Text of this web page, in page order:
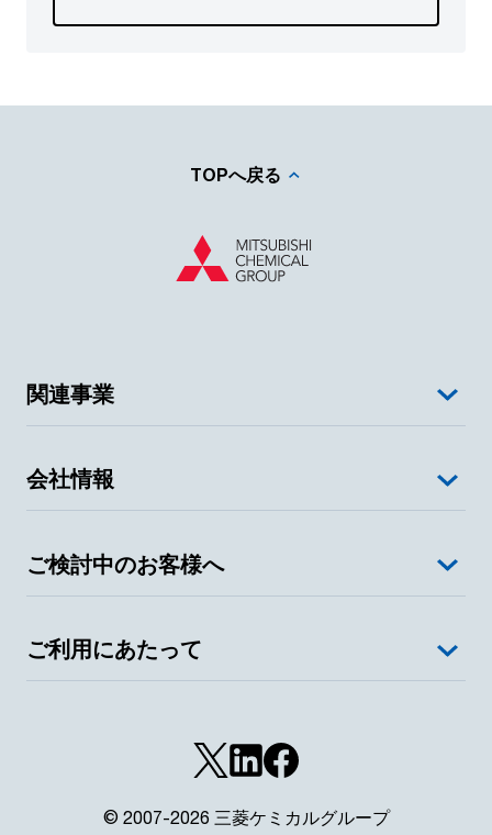
TOPへ戻る
関連事業
会社情報
ご検討中のお客様へ
ご利用にあたって
© 2007-2026 三菱ケミカルグループ